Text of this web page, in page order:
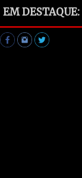
EM DESTAQUE: